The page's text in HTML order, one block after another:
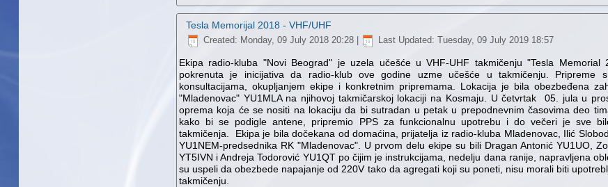
Tesla Memorijal 2018 - VHF/UHF
Created: Monday, 09 July 2018 20:28| Last Updated: Tuesday, 09 July 2019 18:57
Ekipa radio-kluba "Novi Beograd" je uzela učešće u VHF-UHF takmičenju "Tesla Memorial
pokrenuta je inicijativa da radio-klub ove godine uzme učešće u takmičenju. Pripreme
konsultacijama, okupljanjem ekipe i konkretnim pripremama. Lokacija je bila obezbeđena
"Mladenovac" YU1MLA na njihovoj takmičarskoj lokaciji na Kosmaju. U četvrtak 05. jula u
oprema koja će se nositi na lokaciju da bi sutradan u petak u prepodnevnim časovima deo
kako bi se podigle antene, pripremio PPS za funkcionalnu upotrebu i do večeri je sve
takmičenja. Ekipa je bila dočekana od domaćina, prijatelja iz radio-kluba Mladenovac, Ilić
YU1NEM-predsednika RK "Mladenovac". U prvom delu ekipe su bili Dragan Antonić YU1UO,
YT5IVN i Andreja Todorović YU1QT po čijim je instrukcijama, nedelju dana ranije, napravljena
su uspeli da obezbede napajanje od 220V tako da agregati koji su poneti, nisu morali biti
takmičenju.